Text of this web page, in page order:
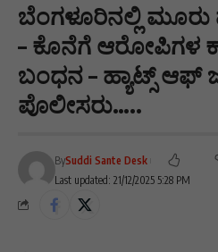
ಬೆಂಗಳೂರಿನಲ್ಲಿ
– ಕೊನೆಗೆ ಆರೋಪಿಗಳ
ಬಂಧನ – ಹ್ಯಾಟ್ಸ್
ಪೊಲೀಸರು…..
Last updated: 21/12/2025 5:28 PM
BySuddi Sante Desk